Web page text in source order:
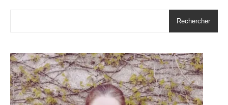
Rechercher